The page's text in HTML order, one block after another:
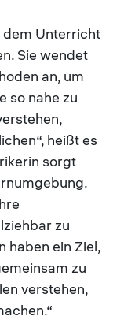
dem Unterricht
Sie wendet
an, um
so nahe zu
heißt es
sorgt
zu
haben ein Ziel,
zu
verstehen,